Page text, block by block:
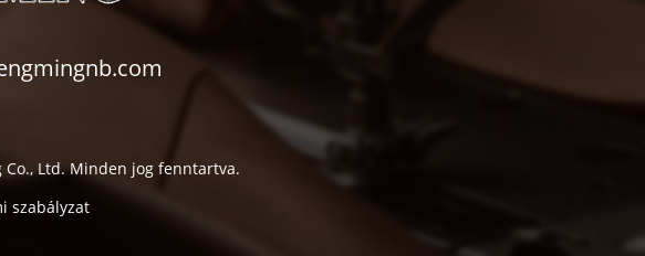
Ltd. Minden jog fenntartva.
szabályzat